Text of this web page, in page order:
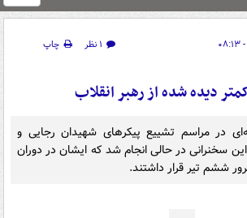
۱ نظر
چاپ
دیده شده از رهبر انقلاب
در مراسم تشییع پیکرهای شهیدان رجایی و
سخنرانی در حالی انجام شد که ایشان در دوران
ششم تیر قرار داشتند.